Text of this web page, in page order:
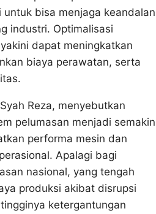
bisa menjaga keandalan
industri. Optimalisasi
dapat meningkatkan
biaya perawatan, serta
Reza, menyebutkan
pelumasan menjadi semakin
performa mesin dan
Apalagi bagi
nasional, yang tengah
produksi akibat disrupsi
ketergantungan